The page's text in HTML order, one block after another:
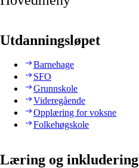
Utdanningsløpet
Barnehage
SFO
Grunnskole
Videregående
Opplæring for voksne
Folkehøgskole
Læring og inkludering